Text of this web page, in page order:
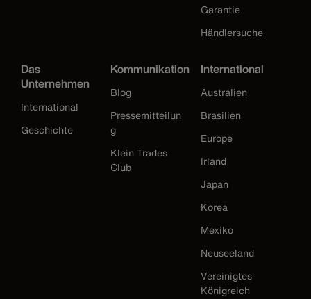
Garantie
Händlersuche
Das
Unternehmen
International
Geschichte
Kommunikation
Blog
Pressemitteilun
g
Klein Trades
Club
International
Australien
Brasilien
Europe
Irland
Japan
Korea
Mexiko
Neuseeland
Vereinigtes
Königreich